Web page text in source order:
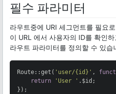
필수 파라미터
라우트중에 URI 세그먼트를 필요
이 URL 에서 사용자의 ID를 확인
라우트 파라미터를 정의할 수 있습
Route::get( 'user/{id}' ,
return
'User ' .$id;
});